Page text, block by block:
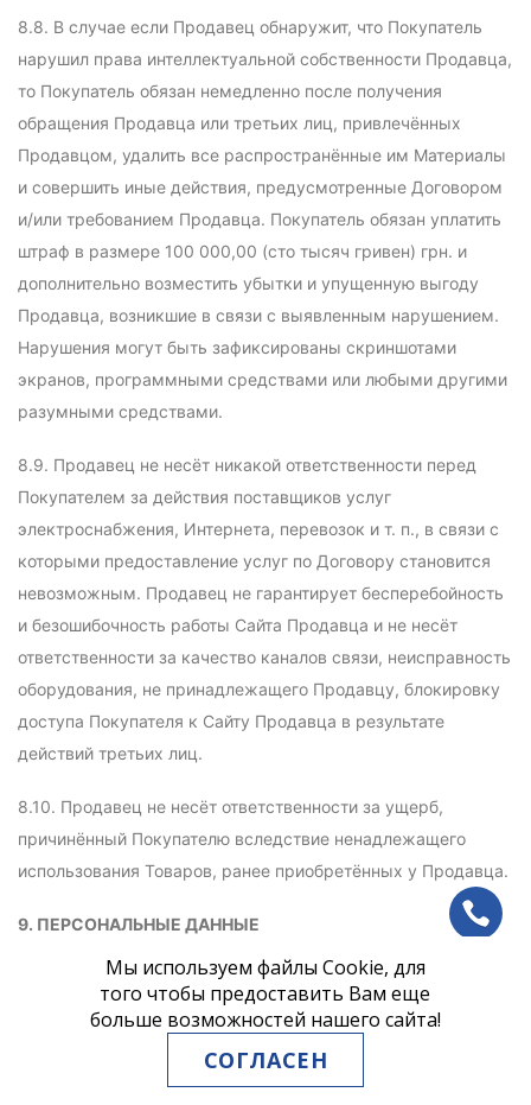
8.8. В случае если Продавец обнаружит, что Покупатель
нарушил права интеллектуальной собственности Продавца,
то Покупатель обязан немедленно после получения
обращения Продавца или третьих лиц, привлечённых
Продавцом, удалить все распространённые им Материалы
и совершить иные действия, предусмотренные Договором
и/или требованием Продавца. Покупатель обязан уплатить
штраф в размере 100 000,00 (сто тысяч гривен) грн. и
дополнительно возместить убытки и упущенную выгоду
Продавца, возникшие в связи с выявленным нарушением.
Нарушения могут быть зафиксированы скриншотами
экранов, программными средствами или любыми другими
разумными средствами.
8.9. Продавец не несёт никакой ответственности перед
Покупателем за действия поставщиков услуг
электроснабжения, Интернета, перевозок и т. п., в связи с
которыми предоставление услуг по Договору становится
невозможным. Продавец не гарантирует бесперебойность
и безошибочность работы Сайта Продавца и не несёт
ответственности за качество каналов связи, неисправность
оборудования, не принадлежащего Продавцу, блокировку
доступа Покупателя к Сайту Продавца в результате
действий третьих лиц.
8.10. Продавец не несёт ответственности за ущерб,
причинённый Покупателю вследствие ненадлежащего
использования Товаров, ранее приобретённых у Продавца.
9. ПЕРСОНАЛЬНЫЕ ДАННЫЕ
9.1. Стороны дают друг другу согласие на обработку и
хранение персональных данных, которые становятся им
пределах, в которых это необходимо в соответствии с
ph
Мы используем файлы Cookie, для
того чтобы предоставить Вам еще
больше возможностей нашего сайта!
СОГЛАСЕН